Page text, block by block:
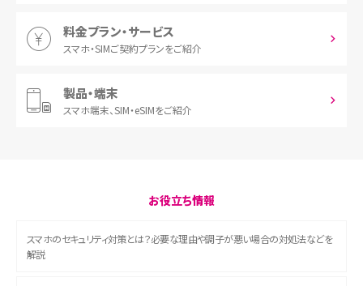
料金プラン・サービス
スマホ・SIMご契約プランをご紹介
製品・端末
スマホ端末、SIM・eSIMをご紹介
お役立ち情報
スマホのセキュリティ対策とは？必要な理由や調子が悪い場合の対処法などを
解説